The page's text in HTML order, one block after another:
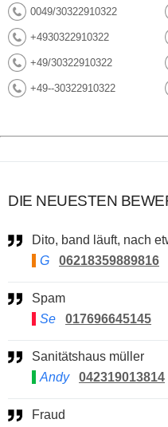
0049/30322910322
+4930322910322
+49/30322910322
+49--30322910322
DIE NEUESTEN
Dito, band läuft, nach
G
06218359889816
Spam
Se
017696645145
Sanitätshaus müller
Andy
042319013814
Fraud